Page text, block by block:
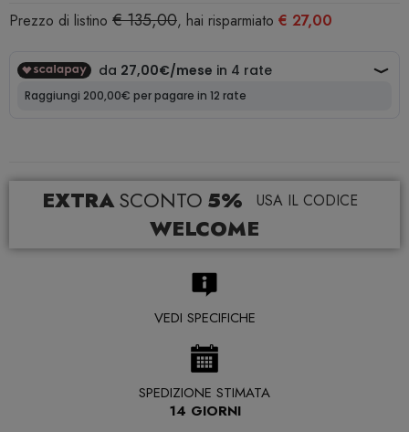
Prezzo di listino € 135,00, hai risparmiato € 27,00
EXTRASCONTO 5% USA IL CODICE
WELCOME
VEDI SPECIFICHE
SPEDIZIONE STIMATA
14 GIORNI